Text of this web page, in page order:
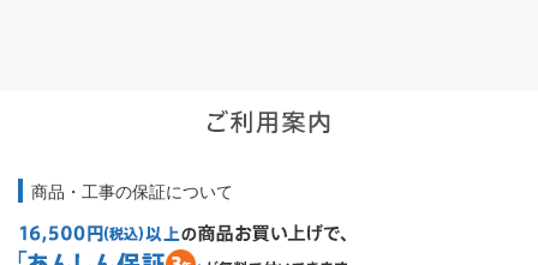
商品・工事の保証について